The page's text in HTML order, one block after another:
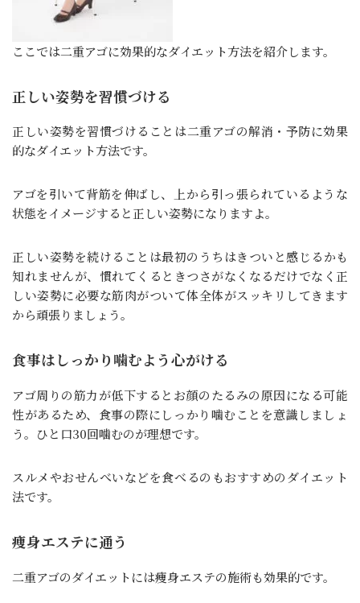
ここでは二重アゴに効果的なダイエット方法を紹介します。
正しい姿勢を習慣づける
正しい姿勢を習慣づけることは二重アゴの解消・予防に効果
的なダイエット方法です。
アゴを引いて背筋を伸ばし、上から引っ張られているような
状態をイメージすると正しい姿勢になりますよ。
正しい姿勢を続けることは最初のうちはきついと感じるかも
知れませんが、慣れてくるときつさがなくなるだけでなく正
しい姿勢に必要な筋肉がついて体全体がスッキリしてきます
から頑張りましょう。
食事はしっかり噛むよう心がける
アゴ周りの筋力が低下するとお顔のたるみの原因になる可能
性があるため、食事の際にしっかり噛むことを意識しましょ
う。ひと口30回噛むのが理想です。
スルメやおせんべいなどを食べるのもおすすめのダイエット
法です。
痩身エステに通う
二重アゴのダイエットには痩身エステの施術も効果的です。